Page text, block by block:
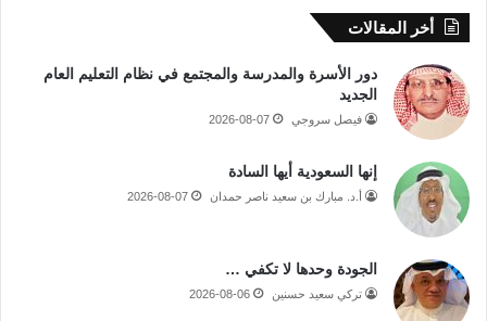
أخر المقالات
دور الأسرة والمدرسة والمجتمع في نظام التعليم العام
الجديد
فيصل سروجي 2026-08-07
إنها السعودية أيها السادة
أ.د. مبارك بن سعيد ناصر حمدان 2026-08-07
الجودة وحدها لا تكفي …
تركي سعيد حسنين 2026-08-06